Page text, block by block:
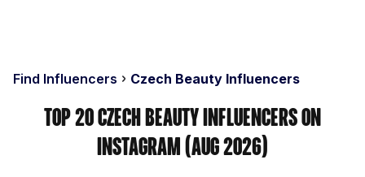
Find Influencers Czech Beauty Influencers
Top 20 Czech Beauty Influencers on
Instagram (Aug 2026)